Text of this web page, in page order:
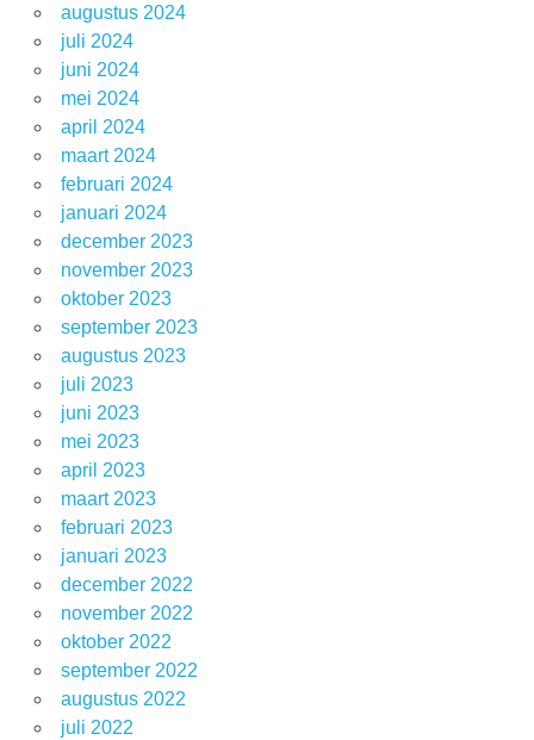
augustus 2024
juli 2024
juni 2024
mei 2024
april 2024
maart 2024
februari 2024
januari 2024
december 2023
november 2023
oktober 2023
september 2023
augustus 2023
juli 2023
juni 2023
mei 2023
april 2023
maart 2023
februari 2023
januari 2023
december 2022
november 2022
oktober 2022
september 2022
augustus 2022
juli 2022